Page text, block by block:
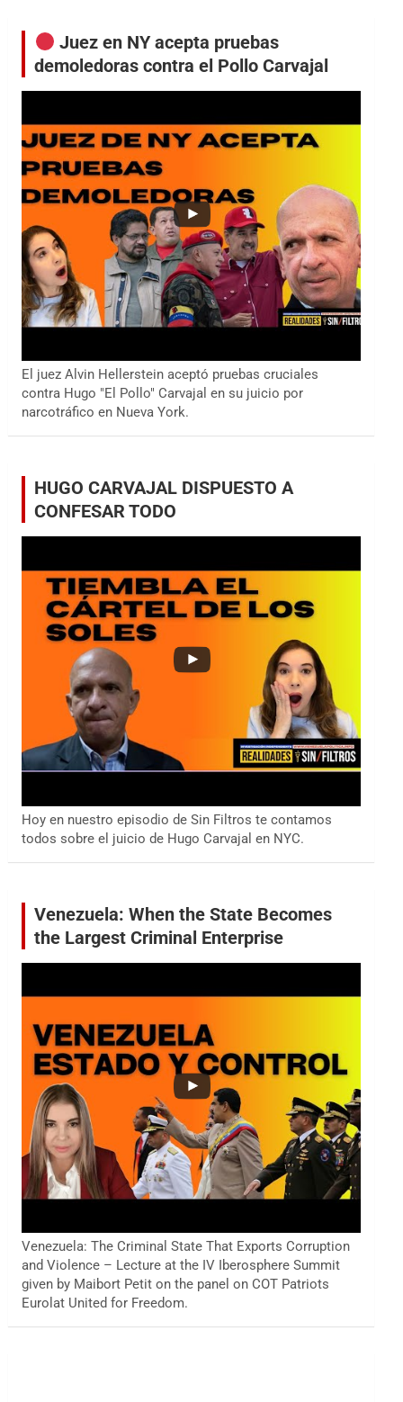
Juez en NY acepta pruebas
demoledoras contra el Pollo Carvajal
El juez Alvin Hellerstein aceptó pruebas cruciales
contra Hugo "El Pollo" Carvajal en su juicio por
narcotráfico en Nueva York.
HUGO CARVAJAL DISPUESTO A
CONFESAR TODO
Hoy en nuestro episodio de Sin Filtros te contamos
todos sobre el juicio de Hugo Carvajal en NYC.
Venezuela: When the State Becomes
the Largest Criminal Enterprise
Venezuela: The Criminal State That Exports Corruption
and Violence – Lecture at the IV Iberosphere Summit
given by Maibort Petit on the panel on COT Patriots
Eurolat United for Freedom.